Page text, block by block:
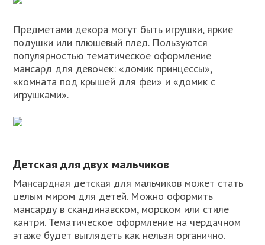
Предметами декора могут быть игрушки, яркие
подушки или плюшевый плед. Пользуются
популярностью тематическое оформление
мансард для девочек: «домик принцессы»,
«комната под крышей для феи» и «домик с
игрушками».
Детская для двух мальчиков
Мансардная детская для мальчиков может стать
целым миром для детей. Можно оформить
мансарду в скандинавском, морском или стиле
кантри. Тематическое оформление на чердачном
этаже будет выглядеть как нельзя органично.